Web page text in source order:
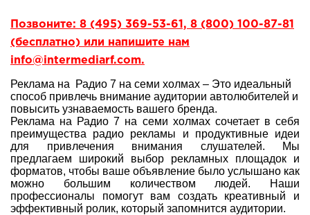
Позвоните: 8 (495) 369-53-61, 8 (800) 100-87-81
(бесплатно) или напишите нам
info@intermediarf.com.
Реклама на Радио 7 на семи холмах – Это идеальный
способ привлечь внимание аудитории автолюбителей и
повысить узнаваемость вашего бренда.
Реклама на Радио 7 на семи холмах сочетает в себя
преимущества радио рекламы и продуктивные идеи
для привлечения внимания слушателей. Мы
предлагаем широкий выбор рекламных площадок и
форматов, чтобы ваше объявление было услышано как
можно большим количеством людей. Наши
профессионалы помогут вам создать креативный и
эффективный ролик, который запомнится аудитории.